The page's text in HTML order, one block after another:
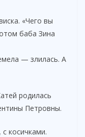
«Чего вы
баба Зина
— злилась. А
родилась
Петровны.
косичками.